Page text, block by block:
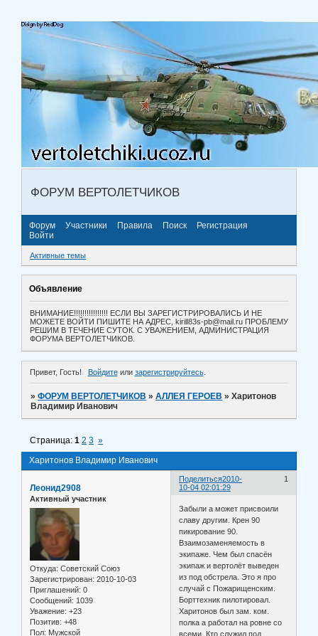
ФОРУМ ВЕРТОЛЕТЧИКОВ
Форум Участники Правила Поиск
Регистрация
Войти
Активные темы
Объявление
ВНИМАНИЕ!!!!!!!!!!!!!!!! ЕСЛИ ВЫ ЗАРЕГИСТРИРОВАЛИСЬ И НЕ
МОЖЕТЕ ВОЙТИ ПИШИТЕ НА АДРЕС, kirill83s-pb@mail.ru ПРОБЛЕМУ
РЕШИМ В ТЕЧЕНИЕ СУТОК. С УВАЖЕНИЕМ, АДМИНИСТРАЦИЯ
ФОРУМА ВЕРТОЛЕТЧИКОВ.
Привет, Гость! Войдитеили зарегистрируйтесь.
»ФОРУМ ВЕРТОЛЕТЧИКОВ »АЛЛЕЯ ГЕРОЕВ »Харитонов
Владимир Иванович
Харитонов Владимир Иванович
Страница:1 2 3 »
Поделиться 1
2010-
10-04 02:01:29
Леонид2908
Активный участник
Откуда: Советский Союз
Зарегистрирован: 2010-10-03
Приглашений: 0
Сообщений: 1039
Уважение: +23
Позитив: +48
Пол: Мужской
Забыли а может присвоили
славу другим. Крен 90
пикирование 90.
Взаимозаменяемость в
экипаже. Чем был спасён
экипаж и вертолёт выведен
из под обстрела. Это я про
случай с Пожарищенским.
Борттехник пилотировал.
Харитонов был зам. ком.
полка а работал на ровне со
всеми. Кто служил под